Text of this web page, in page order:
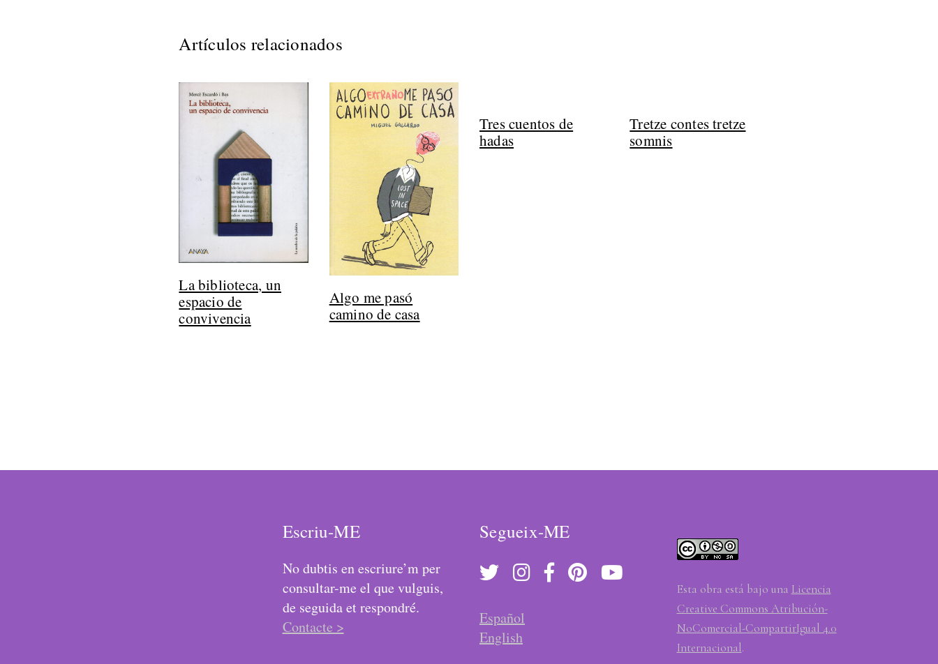
Artículos relacionados
La biblioteca, un
espacio de
convivencia
Algo me pasó
camino de casa
Tres cuentos de
hadas
Tretze contes tretze
somnis
Escriu-ME
No dubtis en escriure’m per
consultar-me el que vulguis,
de seguida et respondré.
Contacte >
Segueix-ME
Español
English
Esta obra está bajo una Licencia
Creative Commons Atribución-
NoComercial-CompartirIgual 4.0
Internacional.